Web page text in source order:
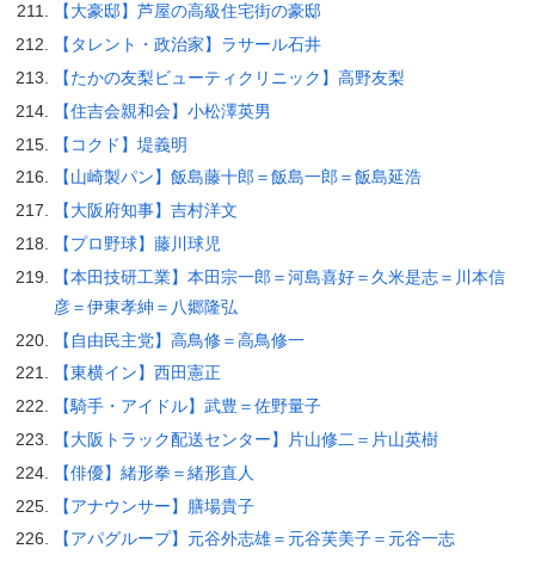
【大豪邸】芦屋の高級住宅街の豪邸
【タレント・政治家】ラサール石井
【たかの友梨ビューティクリニック】高野友梨
【住吉会親和会】小松澤英男
【コクド】堤義明
【山崎製パン】飯島藤十郎＝飯島一郎＝飯島延浩
【大阪府知事】吉村洋文
【プロ野球】藤川球児
【本田技研工業】本田宗一郎＝河島喜好＝久米是志＝川本信
彦＝伊東孝紳＝八郷隆弘
【自由民主党】高鳥修＝高鳥修一
【東横イン】西田憲正
【騎手・アイドル】武豊＝佐野量子
【大阪トラック配送センター】片山修二＝片山英樹
【俳優】緒形拳＝緒形直人
【アナウンサー】膳場貴子
【アパグループ】元谷外志雄＝元谷芙美子＝元谷一志